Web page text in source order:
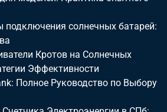
солнечных батарей:
Кротов на Солнечных
Эффективности
Полное Руководство по Выбору